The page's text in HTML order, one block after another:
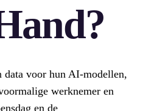
data voor hun AI-modellen,
werknemer en
en de